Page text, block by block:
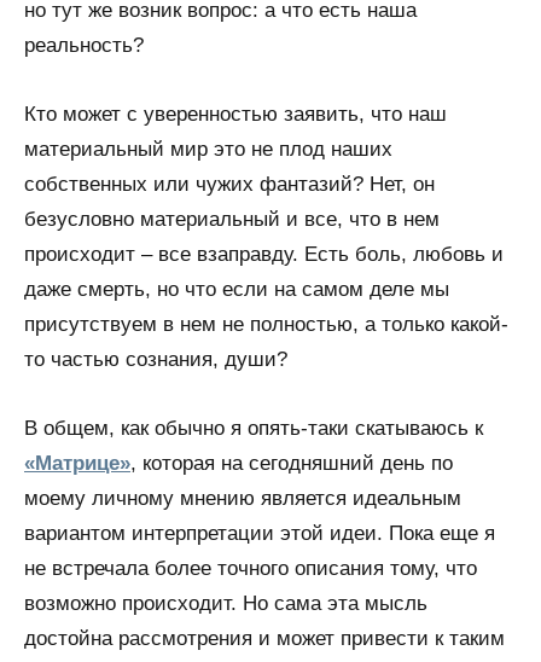
но тут же возник вопрос: а что есть наша
реальность?
Кто может с уверенностью заявить, что наш
материальный мир это не плод наших
собственных или чужих фантазий? Нет, он
безусловно материальный и все, что в нем
происходит – все взаправду. Есть боль, любовь и
даже смерть, но что если на самом деле мы
присутствуем в нем не полностью, а только какой-
то частью сознания, души?
В общем, как обычно я опять-таки скатываюсь к
«Матрице», которая на сегодняшний день по
моему личному мнению является идеальным
вариантом интерпретации этой идеи. Пока еще я
не встречала более точного описания тому, что
возможно происходит. Но сама эта мысль
достойна рассмотрения и может привести к таким